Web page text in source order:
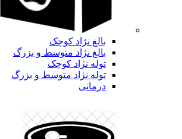
بالغ نژاد کوچک
بالغ نژاد متوسط و بزرگ
توله نژاد کوچک
توله نژاد متوسط و بزرگ
درمانی